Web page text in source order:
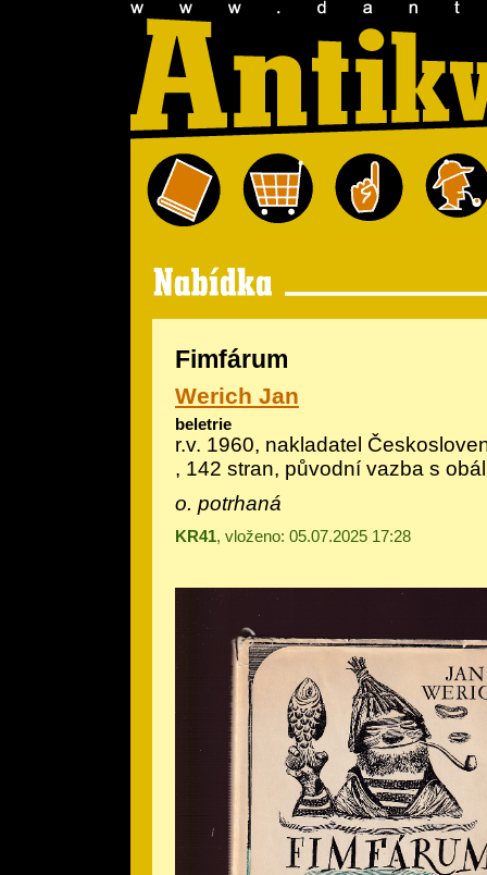
Fimfárum
Werich Jan
beletrie
r.v. 1960, nakladatel
, 142 stran, původní vazba s
o. potrhaná
KR41, vloženo: 05.07.2025 17:28